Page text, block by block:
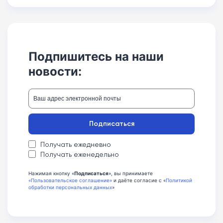
Подпишитесь на наши
новости:
Получать ежедневно
Получать еженедельно
Подписаться
Нажимая кнопку «Подписаться», вы принимаете
«Пользовательское соглашение» и даёте согласие с «Политикой
обработки персональных данных»